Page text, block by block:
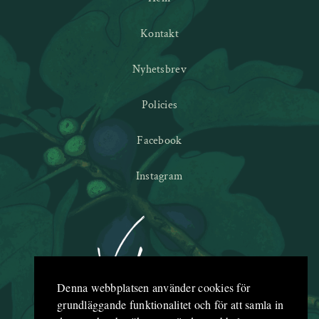
Kontakt
Nyhetsbrev
Policies
Facebook
Instagram
Denna webbplatsen använder cookies för
grundläggande funktionalitet och för att samla in